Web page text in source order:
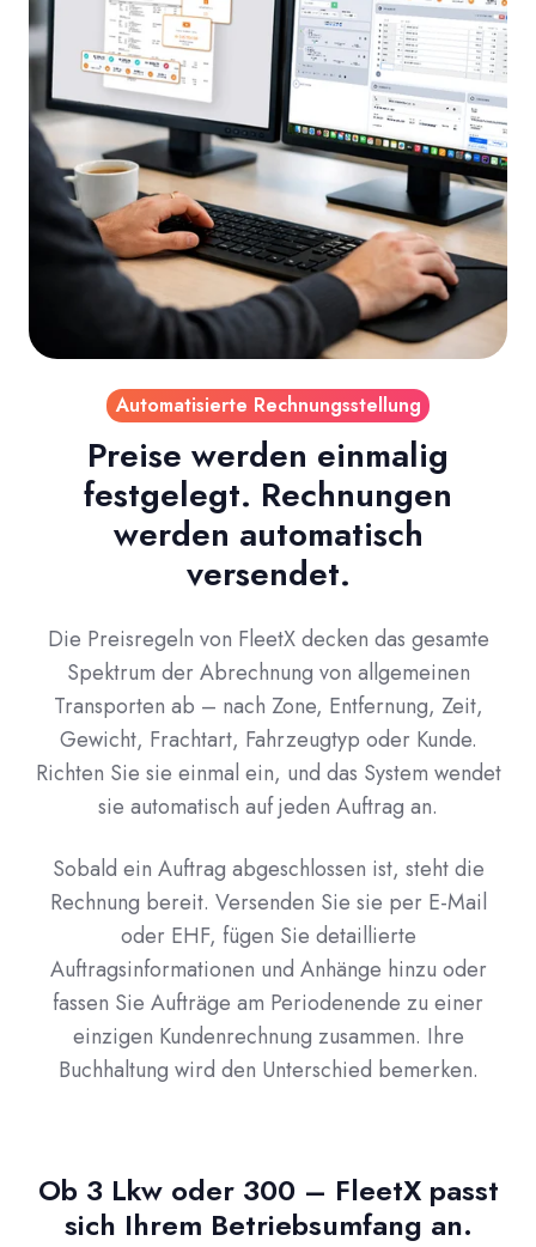
Automatisierte Rechnungsstellung
Preise werden einmalig
festgelegt. Rechnungen
werden automatisch
versendet.
Die Preisregeln von FleetX decken das gesamte
Spektrum der Abrechnung von allgemeinen
Transporten ab – nach Zone, Entfernung, Zeit,
Gewicht, Frachtart, Fahrzeugtyp oder Kunde.
Richten Sie sie einmal ein, und das System wendet
sie automatisch auf jeden Auftrag an.
Sobald ein Auftrag abgeschlossen ist, steht die
Rechnung bereit. Versenden Sie sie per E-Mail
oder EHF, fügen Sie detaillierte
Auftragsinformationen und Anhänge hinzu oder
fassen Sie Aufträge am Periodenende zu einer
einzigen Kundenrechnung zusammen. Ihre
Buchhaltung wird den Unterschied bemerken.
Ob 3 Lkw oder 300 – FleetX passt
sich Ihrem Betriebsumfang an.